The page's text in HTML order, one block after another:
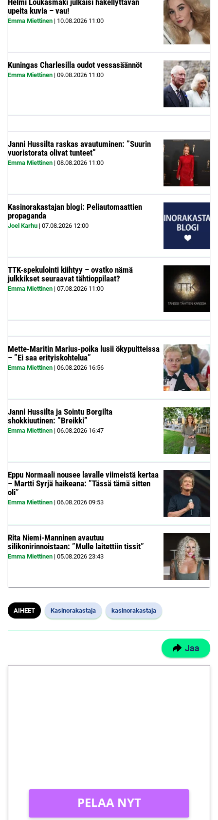
Helmi Loukasmäki julkaisi häkellyttävän
upeita kuvia – vau!
Emma Miettinen | 10.08.2026 11:00
Kuningas Charlesilla oudot vessasäännöt
Emma Miettinen | 09.08.2026 11:00
Janni Hussilta raskas avautuminen: ”Suurin
vuoristorata olivat tunteet”
Emma Miettinen | 08.08.2026 11:00
Kasinorakastajan blogi: Peliautomaattien
propaganda
Joel Karhu | 07.08.2026 12:00
TTK-spekulointi kiihtyy – ovatko nämä
julkkikset seuraavat tähtioppilaat?
Emma Miettinen | 07.08.2026 11:00
Mette-Maritin Marius-poika lusii ökypuitteissa
– ”Ei saa erityiskohtelua”
Emma Miettinen | 06.08.2026 16:56
Janni Hussilta ja Sointu Borgilta
shokkiuutinen: ”Breikki”
Emma Miettinen | 06.08.2026 16:47
Eppu Normaali nousee lavalle viimeistä kertaa
– Martti Syrjä haikeana: ”Tässä tämä sitten
oli”
Emma Miettinen | 06.08.2026 09:53
Rita Niemi-Manninen avautuu
silikonirinnoistaan: ”Mulle laitettiin tissit”
Emma Miettinen | 05.08.2026 23:43
AIHEET Kasinorakastaja kasinorakastaja
Jaa
PELAA NYT